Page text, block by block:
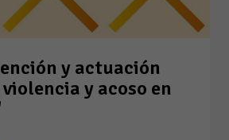
y actuación
y acoso en